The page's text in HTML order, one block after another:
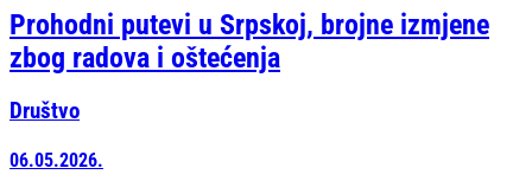
Prohodni putevi u Srpskoj, brojne izmjene
zbog radova i oštećenja
Društvo
06.05.2026.